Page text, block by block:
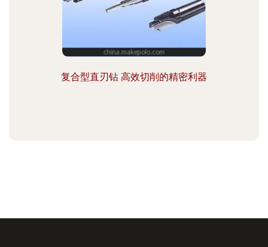
复合型直刃钻 高效切削的精密利器